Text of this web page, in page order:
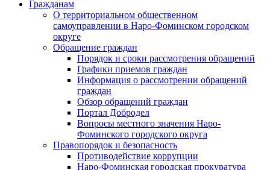
Гражданам
О территориальном общественном
самоуправлении в Наро-Фоминском городском
округе
Обращение граждан
Порядок и сроки рассмотрения обращений
Графики приемов граждан
Информация о рассмотрении обращений
граждан
Обзор обращений граждан
Портал Добродел
Вопросы местного значения Наро-
Фоминского городского округа
Правопорядок и безопасность
Противодействие коррупции
Наро-Фоминская городская прокуратура